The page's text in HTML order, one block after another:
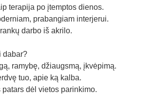
terapija po įtemptos dienos.
prabangiam interjerui.
darbo iš akrilo.
dabar?
ramybę, džiaugsmą, įkvėpimą.
tuo, apie ką kalba.
dėl vietos parinkimo.